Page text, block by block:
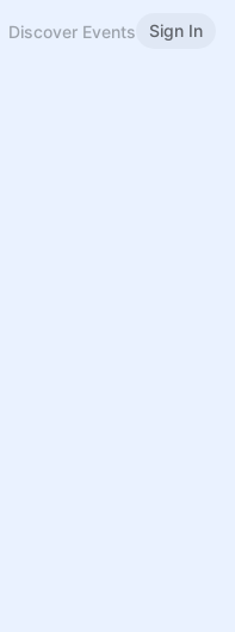
Discover Events Sign In